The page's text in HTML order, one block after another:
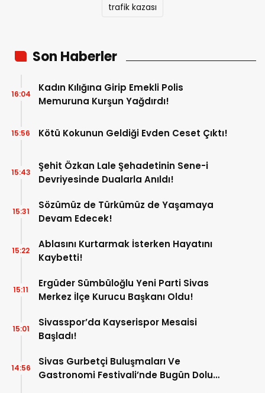
trafik kazası
Son Haberler
Kadın Kılığına Girip Emekli Polis
Memuruna Kurşun Yağdırdı!
16:04
Kötü Kokunun Geldiği Evden Ceset Çıktı!
15:56
Şehit Özkan Lale Şehadetinin Sene-i
Devriyesinde Dualarla Anıldı!
15:43
Sözümüz de Türkümüz de Yaşamaya
Devam Edecek!
15:31
Ablasını Kurtarmak İsterken Hayatını
Kaybetti!
15:22
Ergüder Sümbüloğlu Yeni Parti Sivas
Merkez İlçe Kurucu Başkanı Oldu!
15:11
Sivasspor’da Kayserispor Mesaisi
Başladı!
15:01
Sivas Gurbetçi Buluşmaları Ve
Gastronomi Festivali’nde Bugün Dolu
14:56